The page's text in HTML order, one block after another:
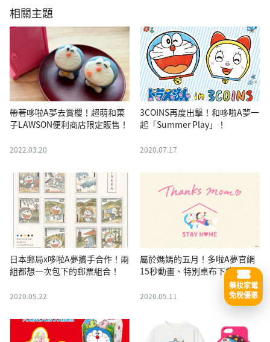
相關主題
帶著哆啦A夢去賞櫻！超萌和菓
子LAWSON便利商店限定販售！
2022.03.20
3COINS再度出擊！和哆啦A夢一
起「Summer Play」！
2020.07.17
日本郵局x哆啦A夢攜手合作！兩
組都想一次包下的郵票組合！
2020.05.22
屬於媽媽的五月！多啦A夢官網
15秒動畫、特別桌布下載
2020.05.11
藥妝家電
免稅優惠